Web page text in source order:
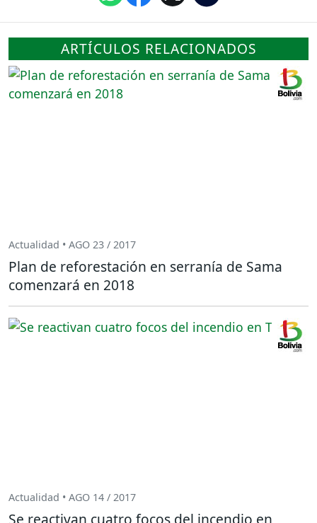
ARTÍCULOS RELACIONADOS
Actualidad • AGO 23 / 2017
Plan de reforestación en serranía de Sama
comenzará en 2018
Actualidad • AGO 14 / 2017